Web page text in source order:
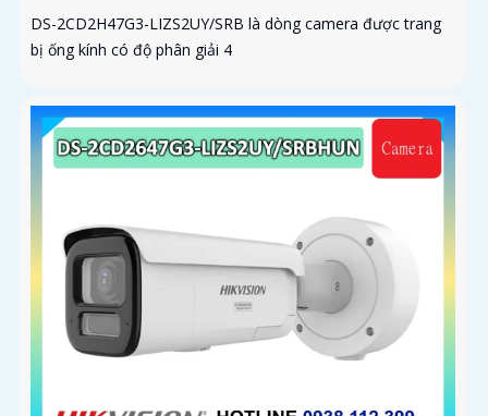
DS-2CD2H47G3-LIZS2UY/SRB là dòng camera được trang
bị ống kính có độ phân giải 4